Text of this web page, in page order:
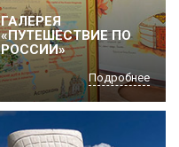
ГАЛЕРЕЯ
«ПУТЕШЕСТВИЕ ПО
РОССИИ»
Подробнее